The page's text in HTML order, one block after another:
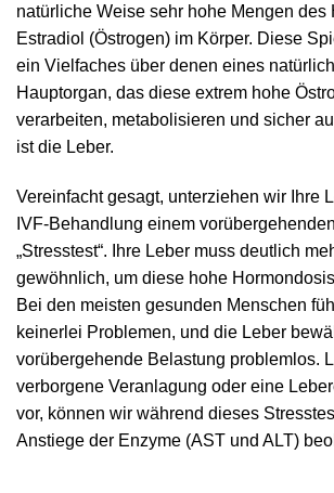
natürliche Weise sehr hohe Mengen des
Estradiol (Östrogen) im Körper. Diese
ein Vielfaches über denen eines
Hauptorgan, das diese extrem hohe
verarbeiten, metabolisieren und sicher
ist die Leber.
Vereinfacht gesagt, unterziehen wir Ihre
IVF-Behandlung einem
„Stresstest“. Ihre Leber muss deutlich
gewöhnlich, um diese hohe
Bei den meisten gesunden Menschen
keinerlei Problemen, und die Leber
vorübergehende Belastung problemlos.
verborgene Veranlagung oder eine
vor, können wir während dieses
Anstiege der Enzyme (AST und ALT)